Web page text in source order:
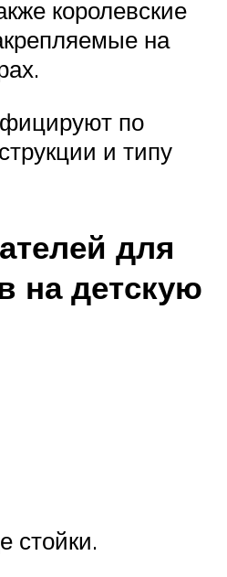
королевские
на
по
и типу
для
на детскую
стойки.